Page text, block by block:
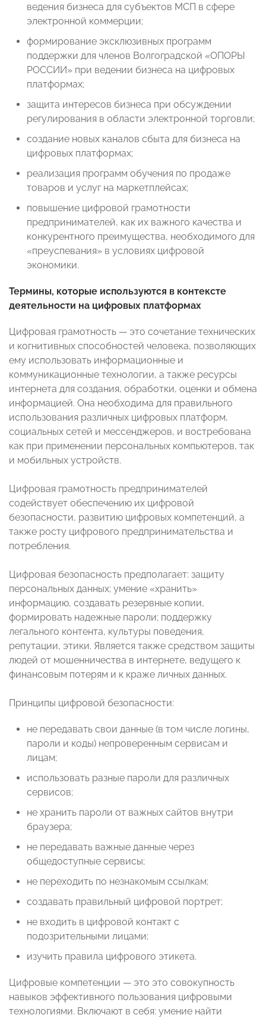
ведения бизнеса для субъектов МСП в сфере
электронной коммерции;
формирование эксклюзивных программ
поддержки для членов Волгоградской «ОПОРЫ
РОССИИ» при ведении бизнеса на цифровых
платформах;
защита интересов бизнеса при обсуждении
регулирования в области электронной торговли;
создание новых каналов сбыта для бизнеса на
цифровых платформах;
реализация программ обучения по продаже
товаров и услуг на маркетплейсах;
повышение цифровой грамотности
предпринимателей, как их важного качества и
конкурентного преимущества, необходимого для
«преуспевания» в условиях цифровой
экономики.
Термины, которые используются в контексте
деятельности на цифровых платформах
Цифровая грамотность — это сочетание технических
и когнитивных способностей человека, позволяющих
ему использовать информационные и
коммуникационные технологии, а также ресурсы
интернета для создания, обработки, оценки и обмена
информацией. Она необходима для правильного
использования различных цифровых платформ,
социальных сетей и мессенджеров, и востребована
как при применении персональных компьютеров, так
и мобильных устройств.
Цифровая грамотность предпринимателей
содействует обеспечению их цифровой
безопасности, развитию цифровых компетенций, а
также росту цифрового предпринимательства и
потребления.
Цифровая безопасность предполагает: защиту
персональных данных; умение «хранить»
информацию, создавать резервные копии,
формировать надежные пароли; поддержку
легального контента, культуры поведения,
репутации, этики. Является также средством защиты
людей от мошенничества в интернете, ведущего к
финансовым потерям и к краже личных данных.
Принципы цифровой безопасности:
не передавать свои данные (в том числе логины,
пароли и коды) непроверенным сервисам и
лицам;
использовать разные пароли для различных
сервисов;
не хранить пароли от важных сайтов внутри
браузера;
не передавать важные данные через
общедоступные сервисы;
не переходить по незнакомым ссылкам;
создавать правильный цифровой портрет;
не входить в цифровой контакт с
подозрительными лицами;
изучить правила цифрового этикета.
Цифровые компетенции — это это совокупность
навыков эффективного пользования цифровыми
технологиями. Включают в себя: умение найти